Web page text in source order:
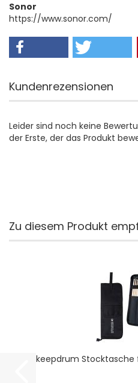
Sonor
https://www.sonor.com/
Kundenrezensionen
Leider sind noch keine
der Erste, der das Produkt
Zu diesem Produkt
keepdrum Stocktasche